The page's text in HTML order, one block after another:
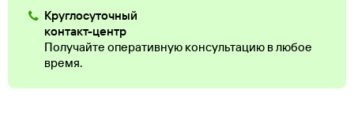
Круглосуточный
контакт-центр
Получайте оперативную консультацию в любое
время.